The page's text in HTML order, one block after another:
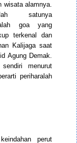
wisata alamnya.
satunya
goa yang
terkenal dan
Kalijaga saat
Agung Demak.
menurut
periharalah
perut